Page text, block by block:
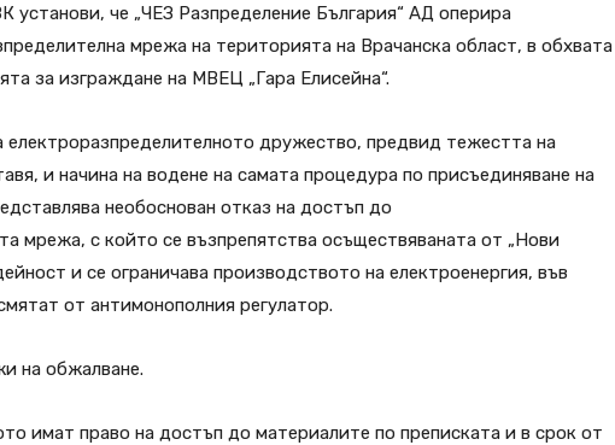
установи, че „ЧЕЗ Разпределение България“ АД оперира
мрежа на територията на Врачанска област, в обхвата
за изграждане на МВЕЦ „Гара Елисейна“.
електроразпределителното дружество, предвид тежестта на
и начина на водене на самата процедура по присъединяване на
необоснован отказ на достъп до
мрежа, с който се възпрепятства осъществяваната от „Нови
и се ограничава производството на електроенергия, във
от антимонополния регулатор.
на обжалване.
имат право на достъп до материалите по преписката и в срок от